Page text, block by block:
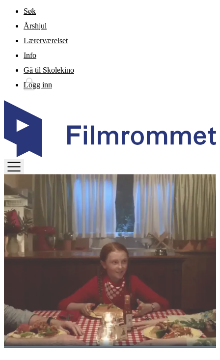
Gå til hovedinnhold
Søk
Årshjul
Lærerværelset
Info
Gå til Skolekino
Logg inn